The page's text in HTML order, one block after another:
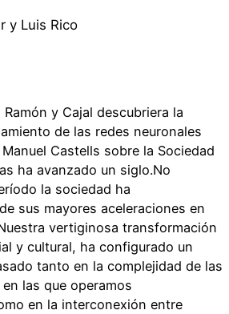
y Luis Rico
y Cajal descubriera la
de las redes neuronales
Castells sobre la Sociedad
ha avanzado un siglo.No
la sociedad ha
sus mayores aceleraciones en
vertiginosa transformación
y cultural, ha configurado un
tanto en la complejidad de las
las que operamos
en la interconexión entre